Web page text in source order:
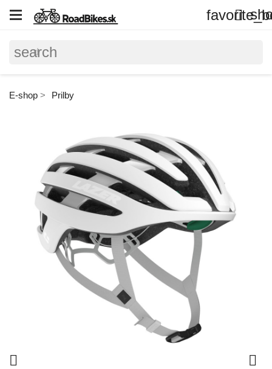

search
E-shop Prilby
 